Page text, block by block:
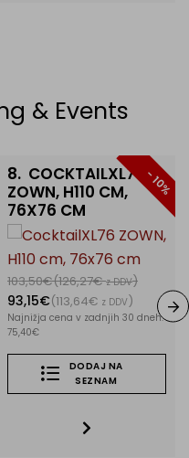
& Events
- 10%
8. COCKTAILXL76
ZOWN, H110 CM,
76X76 CM
103,50€(126,27€z DDV)
93,15€(113,64€ z DDV)
Najnižja cena v zadnjih 30 dneh:
75,40€
DODAJ NA
SEZNAM